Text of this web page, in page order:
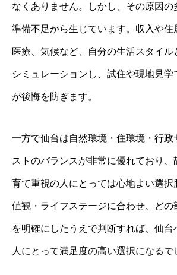
なくありません。しかし、その原因の
準備不足から生じています。収入や住
医療、気候など、自分の生活スタイル
シミュレーションし、試住や現地見学
が後悔を防ぎます。
一方で仙台は自然環境・住環境・行政
ストのバランスが非常に優れており、
育て重視の人にとっては心地よい選択
値観・ライフステージに合わせ、どの
を明確にしたうえで判断すれば、仙
人にとって満足度の高い選択になるで